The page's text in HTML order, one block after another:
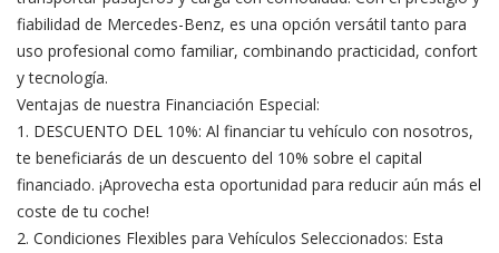
fiabilidad de Mercedes-Benz, es una opción versátil tanto para
uso profesional como familiar, combinando practicidad, confort
y tecnología.
Ventajas de nuestra Financiación Especial:
1. DESCUENTO DEL 10%: Al financiar tu vehículo con nosotros,
te beneficiarás de un descuento del 10% sobre el capital
financiado. ¡Aprovecha esta oportunidad para reducir aún más el
coste de tu coche!
2. Condiciones Flexibles para Vehículos Seleccionados: Esta